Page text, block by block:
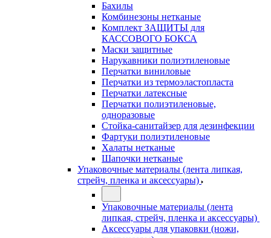
Бахилы
Комбинезоны нетканые
Комплект ЗАЩИТЫ для
КАССОВОГО БОКСА
Маски защитные
Нарукавники полиэтиленовые
Перчатки виниловые
Перчатки из термоэластопласта
Перчатки латексные
Перчатки полиэтиленовые,
одноразовые
Стойка-санитайзер для дезинфекции
Фартуки полиэтиленовые
Халаты нетканые
Шапочки нетканые
Упаковочные материалы (лента липкая,
стрейч, пленка и аксессуары)
Упаковочные материалы (лента
липкая, стрейч, пленка и аксессуары)
Аксессуары для упаковки (ножи,